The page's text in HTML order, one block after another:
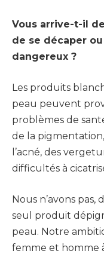
Vous arrive-t-il
de se décaper
dangereux ?
Les produits
peau peuvent
problèmes de
de la
l’acné, des
difficultés à
Nous n’avons
seul produit
peau. Notre
femme et homme